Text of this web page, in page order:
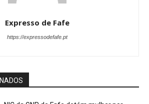
Expresso de Fafe
https://expressodefafe.pt